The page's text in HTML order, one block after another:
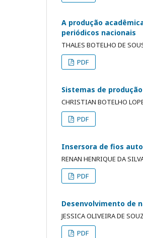
A produção
periódicos nacionais
THALES BOTELHO DE
PDF
Sistemas de
CHRISTIAN BOTELHO
PDF
Insersora de fios
RENAN HENRIQUE DA
PDF
Desenvolvimento de
JESSICA OLIVEIRA DE
PDF